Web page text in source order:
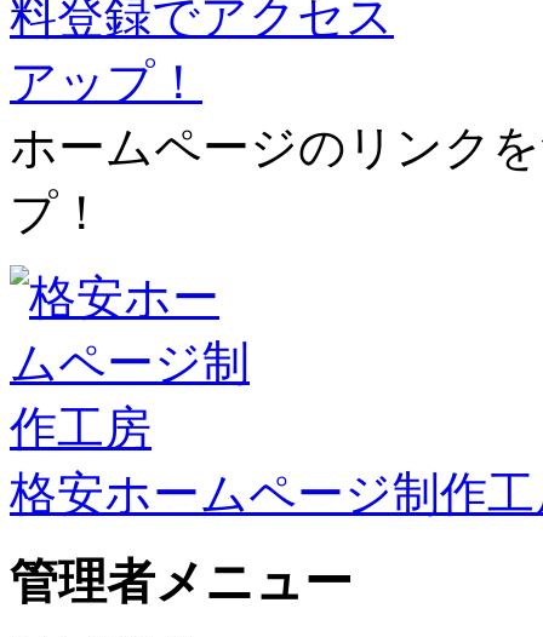
ホームページのリンク
プ！
格安ホームページ制作
管理者メニュー